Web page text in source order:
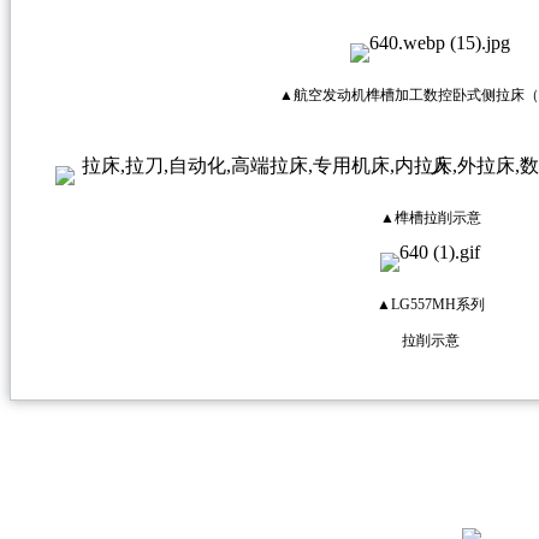
▲航空发动机榫槽加工数控卧式侧拉床
▲榫槽拉削示意
▲LG557MH系列
拉削示意